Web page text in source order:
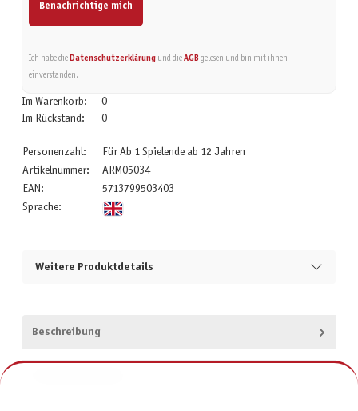
Benachrichtige mich
Ich habe die Datenschutzerklärungund die AGBgelesen und bin mit ihnen
einverstanden.
Im Warenkorb:
0
Im Rückstand:
0
Personenzahl:
Für Ab 1 Spielende ab 12 Jahren
Artikelnummer:
ARM05034
EAN:
5713799503403
Sprache:
Weitere Produktdetails
Beschreibung